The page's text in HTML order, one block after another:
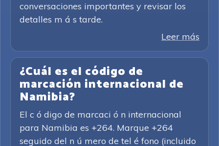
conversaciones importantes y revisar los
detalles m á s tarde.
Leer más
¿Cuál es el código de
marcación internacional de
Namibia?
El c ó digo de marcaci ó n internacional
para Namibia es +264. Marque +264
seguido del n ú mero de tel é fono (incluido